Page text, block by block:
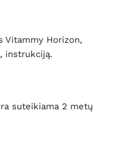
Vitammy Horizon,
instrukciją.
suteikiama 2 metų